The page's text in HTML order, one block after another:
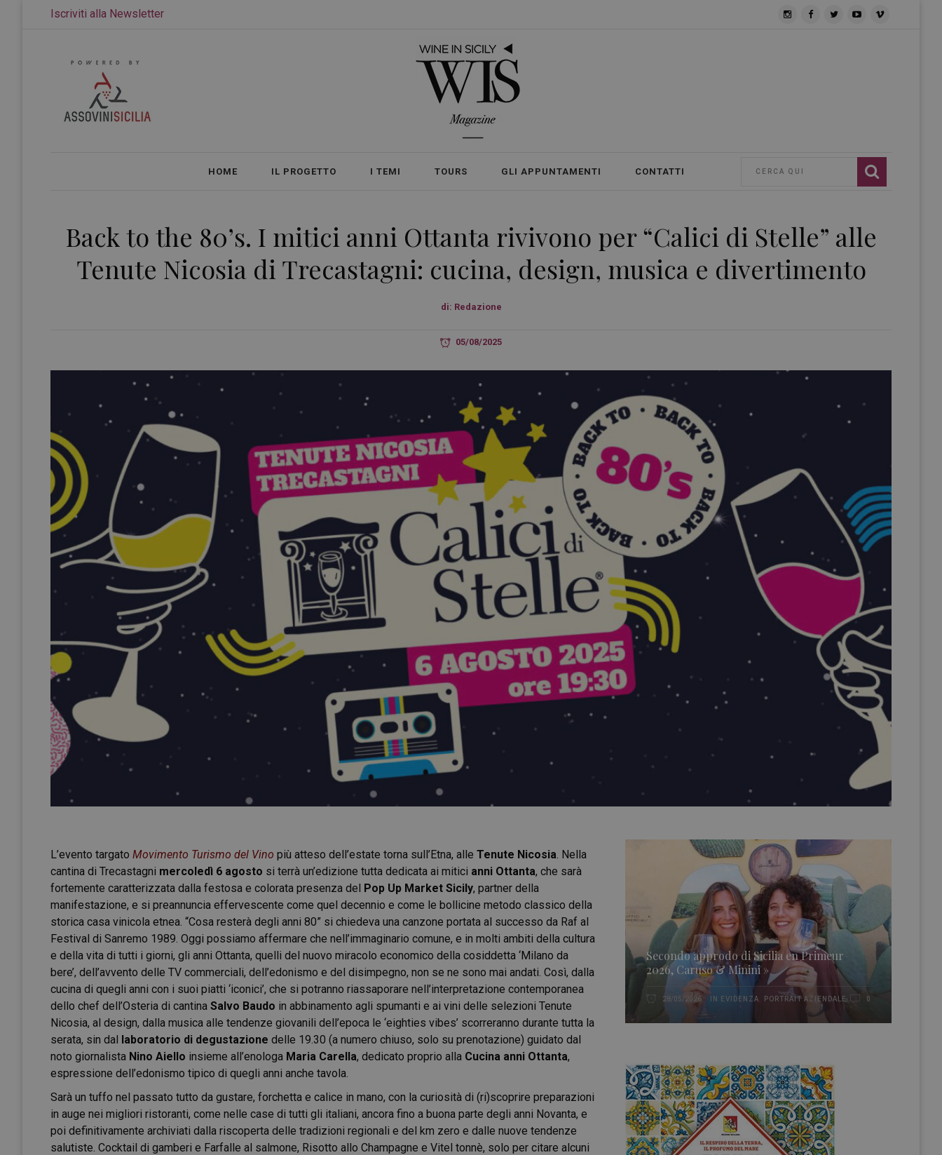
Iscriviti alla Newsletter
HOME IL PROGETTO I TEMI TOURS GLI APPUNTAMENTI CONTATTI
Back to the 80’s. I mitici anni Ottanta rivivono per “Calici di Stelle” alle
Tenute Nicosia di Trecastagni: cucina, design, musica e divertimento
di: Redazione
05/08/2025
L’evento targato Movimento Turismo del Vino più atteso dell’estate torna sull’Etna, alle Tenute Nicosia. Nella
cantina di Trecastagni mercoledì 6 agosto si terrà un’edizione tutta dedicata ai mitici anni Ottanta, che sarà
fortemente caratterizzata dalla festosa e colorata presenza del Pop Up Market Sicily, partner della
manifestazione, e si preannuncia effervescente come quel decennio e come le bollicine metodo classico della
storica casa vinicola etnea. “Cosa resterà degli anni 80” si chiedeva una canzone portata al successo da Raf al
Festival di Sanremo 1989. Oggi possiamo affermare che nell’immaginario comune, e in molti ambiti della cultura
e della vita di tutti i giorni, gli anni Ottanta, quelli del nuovo miracolo economico della cosiddetta ‘Milano da
bere’, dell’avvento delle TV commerciali, dell’edonismo e del disimpegno, non se ne sono mai andati. Così, dalla
cucina di quegli anni con i suoi piatti ‘iconici’, che si potranno riassaporare nell’interpretazione contemporanea
dello chef dell’Osteria di cantina Salvo Baudo in abbinamento agli spumanti e ai vini delle selezioni Tenute
Nicosia, al design, dalla musica alle tendenze giovanili dell’epoca le ‘eighties vibes’ scorreranno durante tutta la
serata, sin dal laboratorio di degustazione delle 19.30 (a numero chiuso, solo su prenotazione) guidato dal
noto giornalista Nino Aiello insieme all’enologa Maria Carella, dedicato proprio alla Cucina anni Ottanta,
espressione dell’edonismo tipico di quegli anni anche tavola.
Sarà un tuffo nel passato tutto da gustare, forchetta e calice in mano, con la curiosità di (ri)scoprire preparazioni
in auge nei migliori ristoranti, come nelle case di tutti gli italiani, ancora fino a buona parte degli anni Novanta, e
poi definitivamente archiviati dalla riscoperta delle tradizioni regionali e del km zero e dalle nuove tendenze
salutiste. Cocktail di gamberi e Farfalle al salmone, Risotto allo Champagne e Vitel tonnè, solo per citare alcuni
Secondo approdo di Sicilia en Primeur
2026, Caruso & Minini »
28/05/2026 IN EVIDENZA PORTRAIT AZIENDALE 0